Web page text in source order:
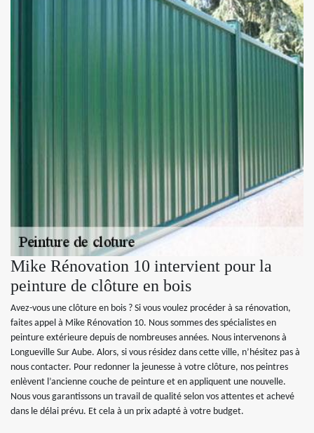
Mike Rénovation 10 intervient pour la
peinture de clôture en bois
Avez-vous une clôture en bois ? Si vous voulez procéder à sa rénovation,
faites appel à Mike Rénovation 10. Nous sommes des spécialistes en
peinture extérieure depuis de nombreuses années. Nous intervenons à
Longueville Sur Aube. Alors, si vous résidez dans cette ville, n’hésitez pas à
nous contacter. Pour redonner la jeunesse à votre clôture, nos peintres
enlèvent l’ancienne couche de peinture et en appliquent une nouvelle.
Nous vous garantissons un travail de qualité selon vos attentes et achevé
dans le délai prévu. Et cela à un prix adapté à votre budget.